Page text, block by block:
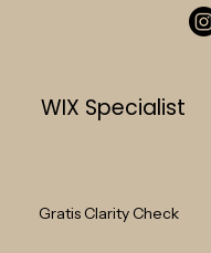
WIX Specialist
Gratis Clarity Check